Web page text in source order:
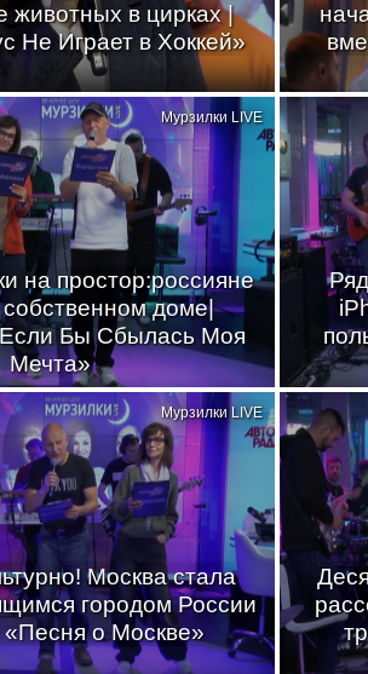
животных в цирках |
Не Играет в Хоккей»
на простор:россияне
доме|
Бы Сбылась Моя
Мечта»
Мурзилки LIVE
Москва стала
городом России
«Песня о Москве»
Мурзилки LIVE